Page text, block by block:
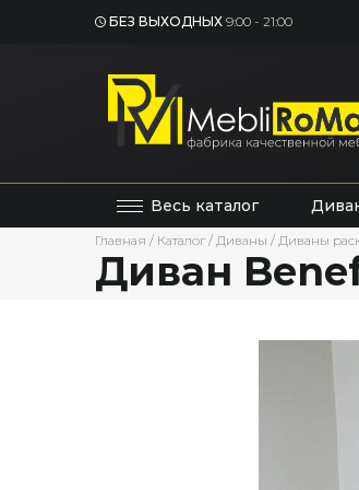
БЕЗ ВЫХОДНЫХ 9:00 - 21:00
Весь каталог
Главная / Каталог / Диваны / Диваны
Диван